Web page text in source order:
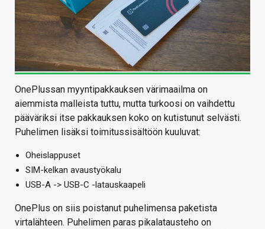
OnePlussan myyntipakkauksen värimaailma on
aiemmista malleista tuttu, mutta turkoosi on vaihdettu
pääväriksi itse pakkauksen koko on kutistunut selvästi.
Puhelimen lisäksi toimitussisältöön kuuluvat:
Oheislappuset
SIM-kelkan avaustyökalu
USB-A -> USB-C -latauskaapeli
OnePlus on siis poistanut puhelimensa paketista
virtalähteen. Puhelimen paras pikalatausteho on